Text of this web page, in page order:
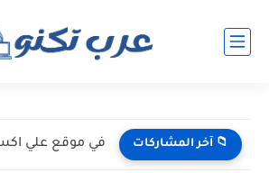
📁 آخر المشاركات